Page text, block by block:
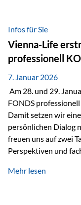
Beide Ansätze
entfalten sie oft gerade in
gestreut und klar
Infos für Sie
Vienna-Life
professionell
7. Januar 2026
Am 28. und 29.
FONDS
Damit setzen wir
persönlichen Dialog
freuen uns auf zwei
Perspektiven und
Branchentreffen für
Mehr lesen